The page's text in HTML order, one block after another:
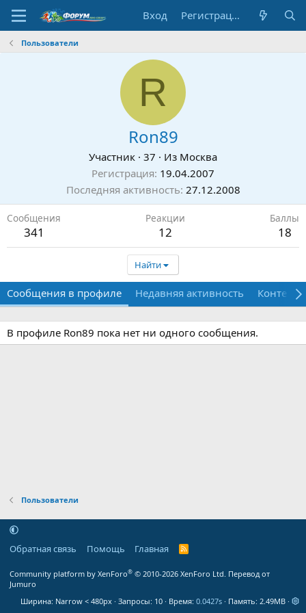
Вход Регистрация
Пользователи
R
Ron89
Участник · 37 · Из Москва
Регистрация 19.04.2007
Последняя активность 27.12.2008
Сообщения
341
Реакции
12
Баллы
18
Найти
Сообщения в профиле Недавняя активность Контент
В профиле Ron89 пока нет ни одного сообщения.
Пользователи
Обратная связь Помощь Главная
R
Community platform by XenForo® © 2010-2026 XenForo Ltd. Перевод от
Jumuro
Ширина
Запросы 10 Время 0.0427s Память 2.49MB